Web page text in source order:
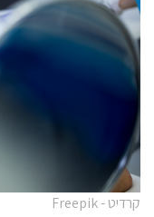
קרדיט - Freepik